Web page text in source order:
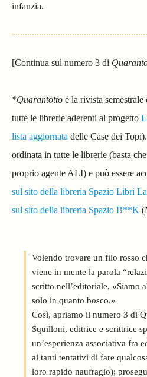
infanzia.
[Continua sul numero 3 di
*Quarantotto è la rivista
tutte le librerie aderenti al progetto
lista aggiornata delle Case dei
ordinata in tutte le librerie (basta
proprio agente ALI) e può essere
sul sito della libreria Spazio Libri
sul sito della libreria Spazio B**K
Volendo trovare un filo rosso
viene in mente la parola
scritto nell’editoriale, «Siamo
solo in quanto bosco.»
Così, apriamo il numero 3 di
Squilloni, editrice e scrittrice
un’esperienza associativa fra
ai tanti tentativi di fare
loro rapido naufragio);